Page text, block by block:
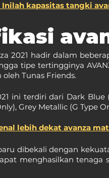
Inilah kapasitas tangki
2021 hadir dalam
tipe tertingginya
Tunas Friends.
ini terdiri dari Dark Blue
Grey Metallic (G Type
lebih dekat avanza
dibekali dengan
menghasilkan